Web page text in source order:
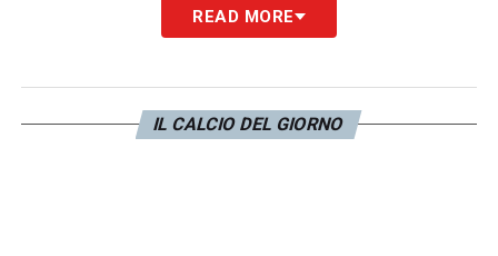
Stando a quanto si apprende dal quotidiano
Koopmeiners, mentre per quanto riguarda
Cambiasosi tenterà il recupero
READ MORE
IL CALCIO DEL GIORNO